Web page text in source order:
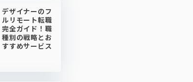
デザイナーのフ
ルリモート転職
完全ガイド！職
種別の戦略とお
すすめサービス